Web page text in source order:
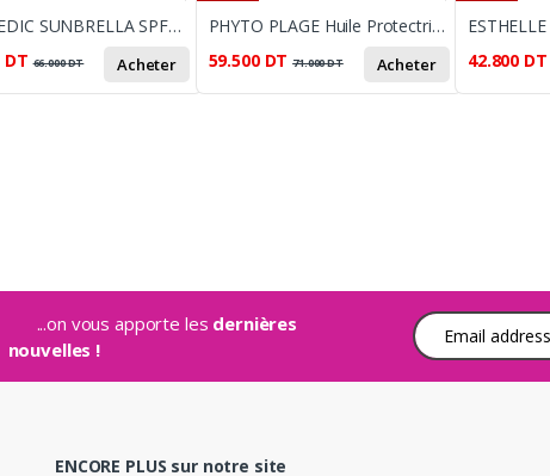
DERMEDIC SUNBRELLA SPF50+ (40 ML) – FLUIDE MATIFIANT ANTI-BRILLANCE INVISIBLE
DT 66.000DT Acheter
PHYTO PLAGE Huile Protectrice Cheveux – 100 ml
59.500 DT 71.000DT Acheter
42.800 DT
...on vous apporte les dernières
nouvelles !
Adresse e-mail
ENCORE PLUS sur notre site